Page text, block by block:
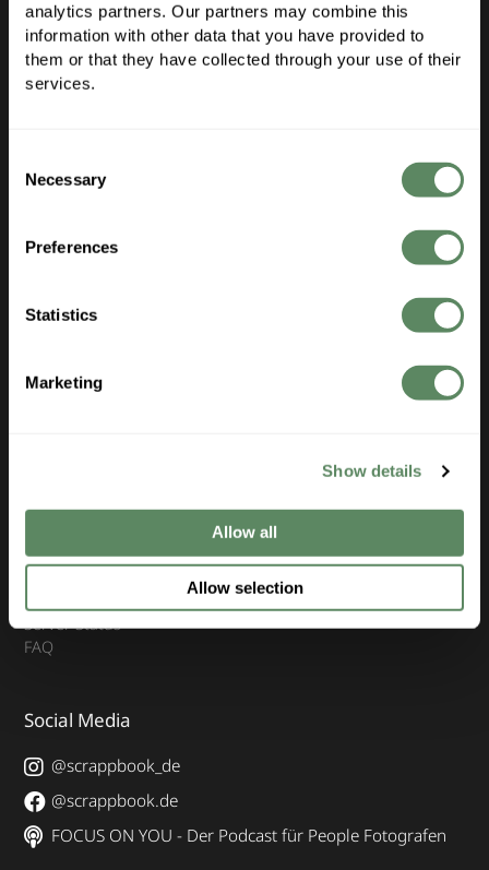
analytics partners. Our partners may combine this
information with other data that you have provided to
them or that they have collected through your use of their
services.
Selection
Necessary
Preferences
Statistics
Marketing
Show details
Allow all
Allow selection
Kundenstimmmen
Hochzeitsfotografie
Server Status
FAQ
Social Media
@scrappbook_de
@scrappbook.de
FOCUS ON YOU - Der Podcast für People Fotografen